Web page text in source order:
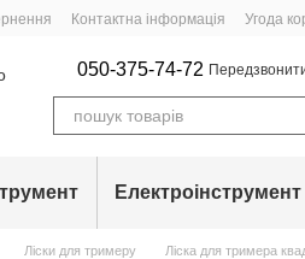
Контактна інформація Угода
050-375-74-72
Електроінструмент
Ліски для тримеру Ліска для тримера